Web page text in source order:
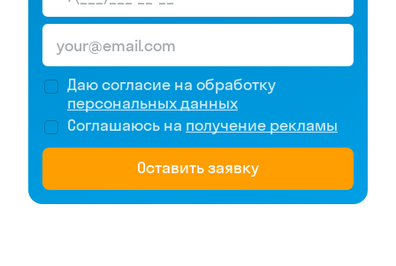
Даю согласие на обработку
персональных данных
Соглашаюсь на получение рекламы
Оставить заявку